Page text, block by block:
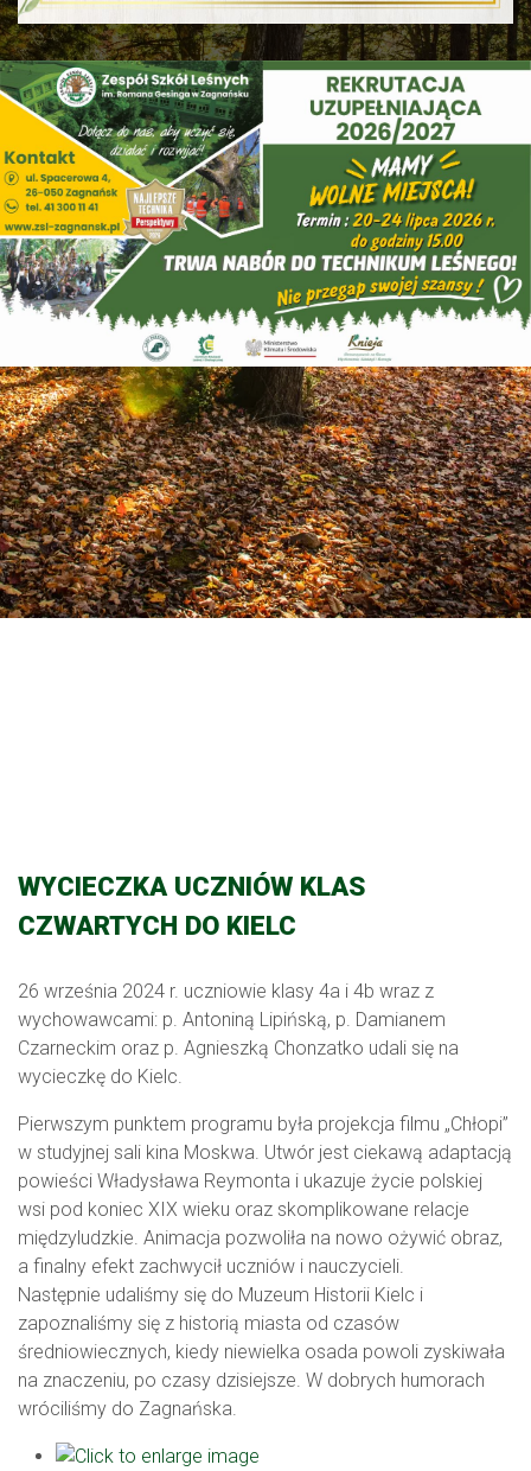
WYCIECZKA UCZNIÓW KLAS
CZWARTYCH DO KIELC
26 września 2024 r. uczniowie klasy 4a i 4b wraz z
wychowawcami: p. Antoniną Lipińską, p. Damianem
Czarneckim oraz p. Agnieszką Chonzatko udali się na
wycieczkę do Kielc.
Pierwszym punktem programu była projekcja filmu „Chłopi”
w studyjnej sali kina Moskwa. Utwór jest ciekawą adaptacją
powieści Władysława Reymonta i ukazuje życie polskiej
wsi pod koniec XIX wieku oraz skomplikowane relacje
międzyludzkie. Animacja pozwoliła na nowo ożywić obraz,
a finalny efekt zachwycił uczniów i nauczycieli.
Następnie udaliśmy się do Muzeum Historii Kielc i
zapoznaliśmy się z historią miasta od czasów
średniowiecznych, kiedy niewielka osada powoli zyskiwała
na znaczeniu, po czasy dzisiejsze. W dobrych humorach
wróciliśmy do Zagnańska.